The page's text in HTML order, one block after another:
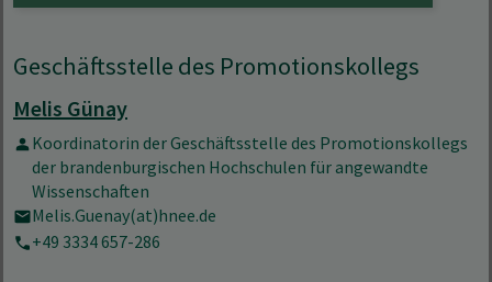
Geschäftsstelle des Promotionskollegs
Melis Günay
Koordinatorin der Geschäftsstelle des Promotionskollegs
der brandenburgischen Hochschulen für angewandte
Wissenschaften
Melis.Guenay(at)hnee.de
+49 3334 657-286